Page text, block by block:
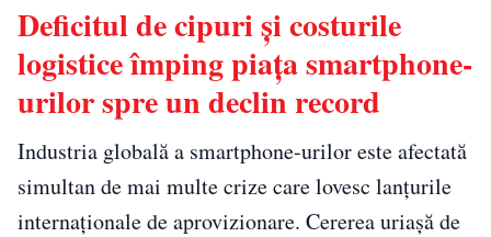
Deficitul de cipuri și costurile
logistice împing piața smartphone-
urilor spre un declin record
Industria globală a smartphone-urilor este afectată
simultan de mai multe crize care lovesc lanțurile
internaționale de aprovizionare. Cererea uriașă de